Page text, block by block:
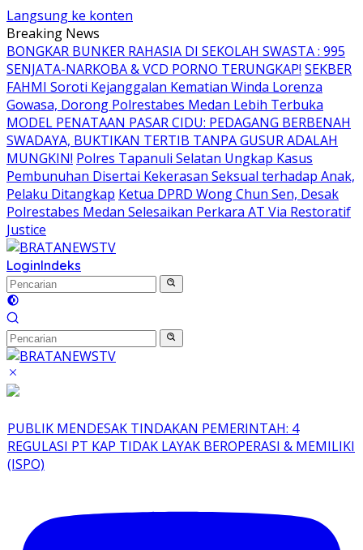
Langsung ke konten
Breaking News
BONGKAR BUNKER RAHASIA DI SEKOLAH SWASTA : 995
SENJATA-NARKOBA & VCD PORNO TERUNGKAP! SEKBER
FAHMI Soroti Kejanggalan Kematian Winda Lorenza
Gowasa, Dorong Polrestabes Medan Lebih Terbuka
MODEL PENATAAN PASAR CIDU: PEDAGANG BERBENAH
SWADAYA, BUKTIKAN TERTIB TANPA GUSUR ADALAH
MUNGKIN! Polres Tapanuli Selatan Ungkap Kasus
Pembunuhan Disertai Kekerasan Seksual terhadap Anak,
Pelaku Ditangkap Ketua DPRD Wong Chun Sen, Desak
Polrestabes Medan Selesaikan Perkara AT Via Restoratif
Justice
LoginIndeks
PUBLIK MENDESAK TINDAKAN PEMERINTAH: 4
REGULASI PT KAP TIDAK LAYAK BEROPERASI & MEMILIKI
(ISPO)